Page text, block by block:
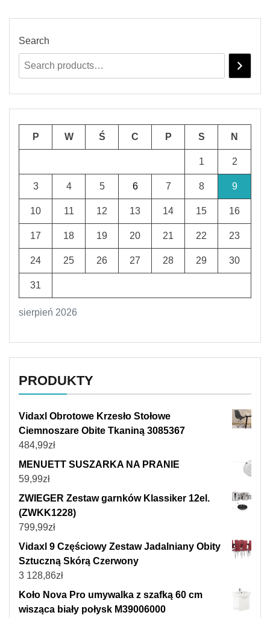
Search
sierpień 2026
P W Ś C P S N
1 2
3 4 5 6 7 8 9
10 11 12 13 14 15 16
17 18 19 20 21 22 23
24 25 26 27 28 29 30
31
PRODUKTY
Vidaxl Obrotowe Krzesło Stołowe
Ciemnoszare Obite Tkaniną 3085367
484,99zł
MENUETT SUSZARKA NA PRANIE
59,99zł
ZWIEGER Zestaw garnków Klassiker 12el.
(ZWKK1228)
799,99zł
Vidaxl 9 Częściowy Zestaw Jadalniany Obity
Sztuczną Skórą Czerwony
3 128,86zł
Koło Nova Pro umywalka z szafką 60 cm
wisząca biały połysk M39006000